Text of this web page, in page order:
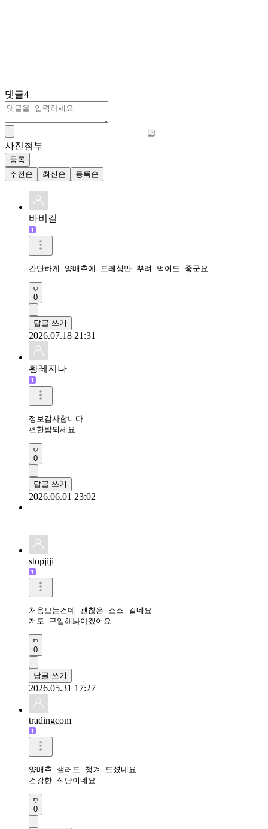
댓글4
사진첨부
등록
추천순
최신순 등록순
바비걸
간단하게 양배추에 드레싱만 뿌려 먹어도 좋군요
0
답글 쓰기
2026.07.18 21:31
황레지나
정보감사합니다
편한밤되세요
0
답글 쓰기
2026.06.01 23:02
stopjiji
처음보는건데 괜찮은 소스 같네요
저도 구입해봐야겠어요
0
답글 쓰기
2026.05.31 17:27
tradingcom
양배추 샐러드 챙겨 드셨네요
건강한 식단이네요
0